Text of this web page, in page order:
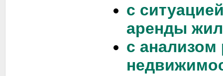
с
аренды
с